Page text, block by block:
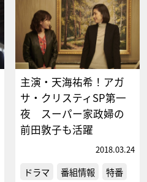
主演・天海祐希！アガ
サ・クリスティSP第一
夜 スーパー家政婦の
前田敦子も活躍
2018.03.24
ドラマ 番組情報 特番